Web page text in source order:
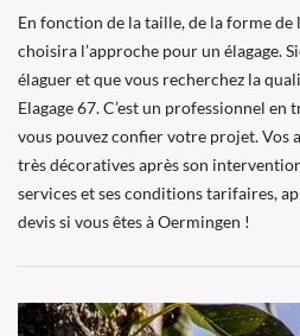
En fonction de la taille, de la forme de
choisira l’approche pour un élagage.
élaguer et que vous recherchez la
Elagage 67. C’est un professionnel en
vous pouvez confier votre projet. Vos
très décoratives après son
services et ses conditions tarifaires,
devis si vous êtes à Oermingen !